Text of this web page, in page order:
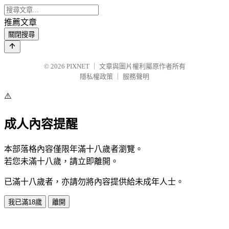
推薦文章
關閉搜尋
© 2026 PIXNET
文章與圖片權利屬原作者所有
隱私權政策
服務聲明
⚠️
成人內容提醒
本部落格內容僅限年滿十八歲者瀏覽。
若您未滿十八歲，請立即離開。
已滿十八歲者，亦請勿將內容提供給未成年人士。
我已滿18歲 離開